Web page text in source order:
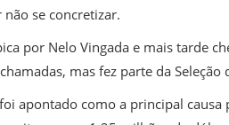
se concretizar.
por Nelo Vingada e mais tarde
mas fez parte da
apontado como a principal